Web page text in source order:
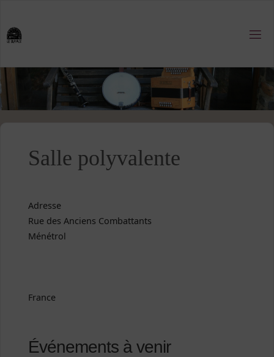
content
Salle polyvalente
Adresse
Rue des Anciens Combattants
Ménétrol
France
Événements à venir